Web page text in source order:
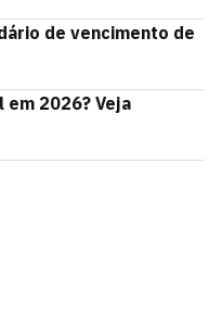
de vencimento de
em 2026? Veja